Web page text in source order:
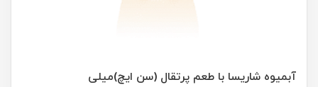
آبمیوه شاریسا با طعم پرتقال (سن ایچ)میلی